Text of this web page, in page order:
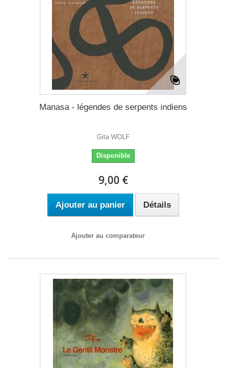
Manasa - légendes de serpents indiens
Gita WOLF
Disponible
9,00 €
Ajouter au panier Détails
Ajouter au comparateur